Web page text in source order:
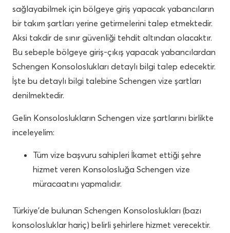
sağlayabilmek için bölgeye giriş yapacak yabancıların
bir takım şartları yerine getirmelerini talep etmektedir.
Aksi takdir de sınır güvenliği tehdit altından olacaktır.
Bu sebeple bölgeye giriş-çıkış yapacak yabancılardan
Schengen Konsoloslukları detaylı bilgi talep edecektir.
İşte bu detaylı bilgi talebine Schengen vize şartları
denilmektedir.
Gelin Konsoloslukların Schengen vize şartlarını birlikte
inceleyelim:
Tüm vize başvuru sahipleri İkamet ettiği şehre
hizmet veren Konsolosluğa Schengen vize
müracaatını yapmalıdır.
Türkiye’de bulunan Schengen Konsoloslukları (bazı
konsolosluklar hariç) belirli şehirlere hizmet verecektir.